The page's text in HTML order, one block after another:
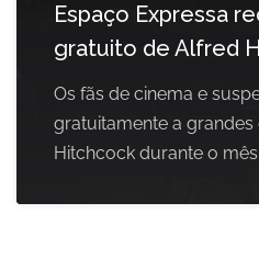
Espaço Expressa
gratuito de Alfred
Os fãs de cinema e
gratuitamente a
Hitchcock durante o